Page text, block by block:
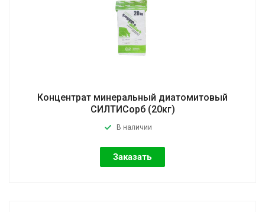
Концентрат минеральный диатомитовый
СИЛТИСорб (20кг)
В наличии
Заказать